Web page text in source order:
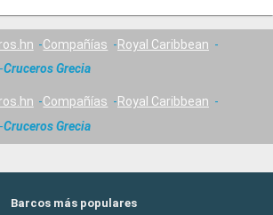
Compañías
Royal Caribbean
Cruceros Grecia
Compañías
Royal Caribbean
Cruceros Grecia
Barcos más populares